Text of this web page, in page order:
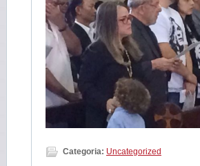
Categoria: Uncategorized